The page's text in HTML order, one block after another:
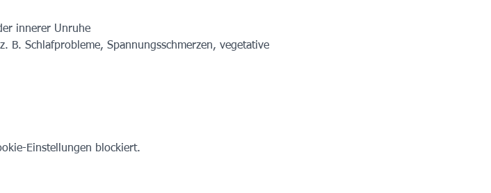
innerer Unruhe
B. Schlafprobleme, Spannungsschmerzen, vegetative
Einstellungen blockiert.